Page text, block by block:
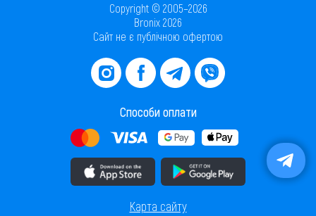
Copyright © 2005–2026
Bronix 2026
Сайт не є публічною офертою
Способи оплати
Завантажити додаток в AppStore Завантажити додаток в PlayMarket
Карта сайту